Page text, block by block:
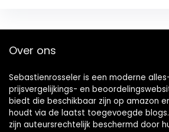
Over ons
Sebastienrosseler is een moderne
prijsvergelijkings- en
biedt die beschikbaar zijn op amazon
houdt via de laatst toegevoegde
zijn auteursrechtelijk beschermd door